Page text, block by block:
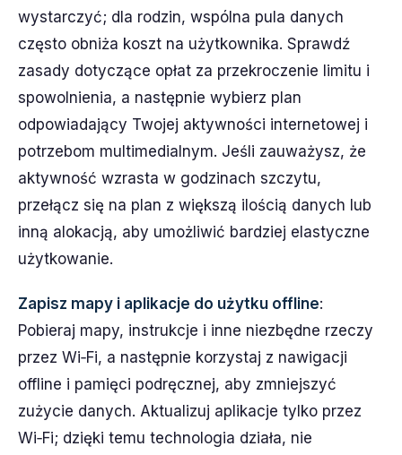
wystarczyć; dla rodzin, wspólna pula danych
często obniża koszt na użytkownika. Sprawdź
zasady dotyczące opłat za przekroczenie limitu i
spowolnienia, a następnie wybierz plan
odpowiadający Twojej aktywności internetowej i
potrzebom multimedialnym. Jeśli zauważysz, że
aktywność wzrasta w godzinach szczytu,
przełącz się na plan z większą ilością danych lub
inną alokacją, aby umożliwić bardziej elastyczne
użytkowanie.
Zapisz mapy i aplikacje do użytku offline:
Pobieraj mapy, instrukcje i inne niezbędne rzeczy
przez Wi‑Fi, a następnie korzystaj z nawigacji
offline i pamięci podręcznej, aby zmniejszyć
zużycie danych. Aktualizuj aplikacje tylko przez
Wi‑Fi; dzięki temu technologia działa, nie